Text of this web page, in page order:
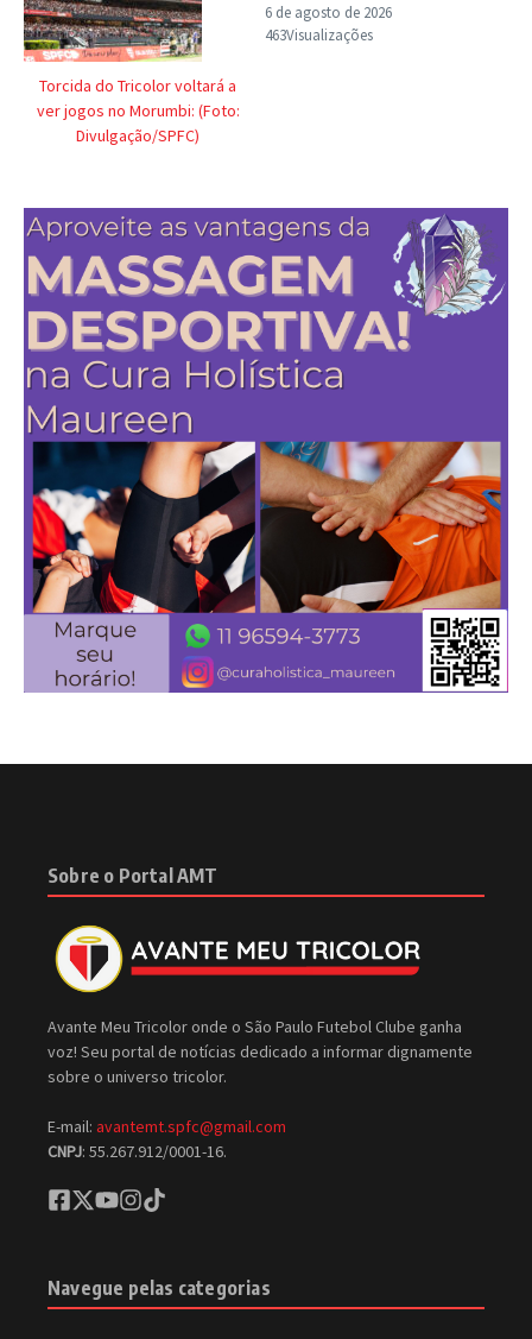
Torcida do Tricolor voltará a
ver jogos no Morumbi: (Foto:
Divulgação/SPFC)
6 de agosto de 2026
463Visualizações
Sobre o Portal AMT
Avante Meu Tricolor onde o São Paulo Futebol Clube ganha
voz! Seu portal de notícias dedicado a informar dignamente
sobre o universo tricolor.
E-mail: avantemt.spfc@gmail.com
CNPJ: 55.267.912/0001-16.
Navegue pelas categorias